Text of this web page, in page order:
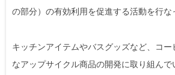
の部分）の有効利用を促進する活動を行な
キッチンアイテムやバスグッズなど、コー
なアップサイクル商品の開発に取り組んで